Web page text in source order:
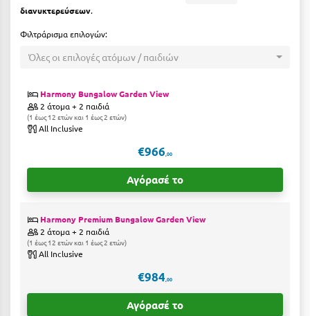
Ζ
Ζαγοροχώρια
Ζάκυνθος
Ηλεία
Θάσος
Θεσσαλονίκη
διανυκτερεύσεων.
Φιλτράρισμα επιλογών:
Όλες οι επιλογές ατόμων / παιδιών
Harmony Bungalow Garden View
2 άτομα + 2 παιδιά
1 έως 12 ετών και 1 έως 2 ετών
All Inclusive
€966 ,00
Αγόρασέ το
Harmony Premium Bungalow Garden View
2 άτομα + 2 παιδιά
1 έως 12 ετών και 1 έως 2 ετών
All Inclusive
€984 ,00
Αγόρασέ το